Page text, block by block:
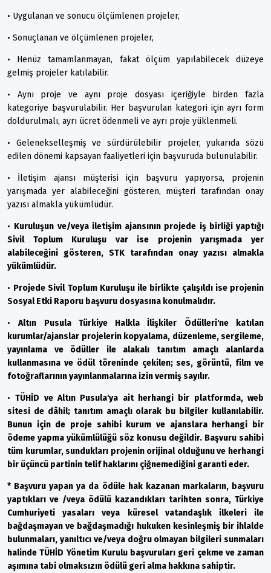
• Uygulanan ve sonucu ölçümlenen projeler,
• Sonuçlanan ve ölçümlenen projeler,
• Henüz tamamlanmayan, fakat ölçüm yapılabilecek düzeye
gelmiş projeler katılabilir.
• Aynı proje ve aynı proje dosyası içeriğiyle birden fazla
kategoriye başvurulabilir. Her başvurulan kategori için ayrı form
doldurulmalı, ayrı ücret ödenmeli ve ayrı proje yüklenmeli.
• Gelenekselleşmiş ve sürdürülebilir projeler, yukarıda sözü
edilen dönemi kapsayan faaliyetleri için başvuruda bulunulabilir.
• İletişim ajansı müşterisi için başvuru yapıyorsa, projenin
yarışmada yer alabileceğini gösteren, müşteri tarafından onay
yazısı almakla yükümlüdür.
• Kuruluşun ve/veya iletişim ajansının projede iş birliği yaptığı
Sivil Toplum Kuruluşu var ise projenin yarışmada yer
alabileceğini gösteren, STK tarafından onay yazısı almakla
yükümlüdür.
• Projede Sivil Toplum Kuruluşu ile birlikte çalışıldı ise projenin
Sosyal Etki Raporu başvuru dosyasına konulmalıdır.
•Altın Pusula Türkiye Halkla İlişkiler Ödülleri'ne katılan
kurumlar/ajanslar projelerin kopyalama, düzenleme, sergileme,
yayınlama ve ödüller ile alakalı tanıtım amaçlı alanlarda
kullanmasına ve ödül töreninde çekilen; ses, görüntü, film ve
fotoğraflarının yayınlanmalarına izin vermiş sayılır.
•TÜHİD ve Altın Pusula'ya ait herhangi bir platformda, web
sitesi de dâhil; tanıtım amaçlı olarak bu bilgiler kullanılabilir.
Bunun için de proje sahibi kurum ve ajanslara herhangi bir
ödeme yapma yükümlülüğü söz konusu değildir. Başvuru sahibi
tüm kurumlar, sundukları projenin orijinal olduğunu ve herhangi
bir üçüncü partinin telif haklarını çiğnemediğini garanti eder.
* Başvuru yapan ya da ödüle hak kazanan markaların, başvuru
yaptıkları ve /veya ödülü kazandıkları tarihten sonra, Türkiye
Cumhuriyeti yasaları veya küresel vatandaşlık ilkeleri ile
bağdaşmayan ve bağdaşmadığı hukuken kesinleşmiş bir ihlalde
bulunmaları, yanıltıcı ve/veya doğru olmayan bilgileri sunmaları
halinde TÜHİD Yönetim Kurulu başvuruları geri çekme ve zaman
aşımına tabi olmaksızın ödülü geri alma hakkına sahiptir.